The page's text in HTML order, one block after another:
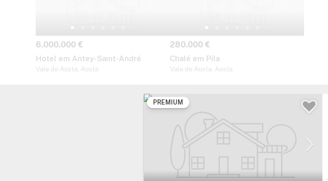
Preço:
6.000.000 €
Hotel em Antey-Saint-André
Vale de Aosta, Aosta
Preço:
280.000 €
Chalé em Pila
Vale de Aosta, Aosta
PREMIUM